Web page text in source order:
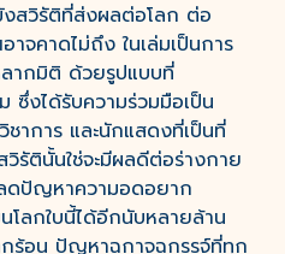
งสวิรัติที่ส่งผลต่อโลก ต่อ
คาดไม่ถึง ในเล่มเป็นการ
ลากมิติ ด้วยรูปแบบที่
ซึ่งได้รับความร่วมมือเป็น
าการ และนักแสดงที่เป็นที่
รัตินั้นใช่จะมีผลดีต่อร่างกาย
ดปัญหาความอดอยาก
ลกใบนี้ได้อีกนับหลายล้าน
ร้อน ปัญหาฉกาจฉกรรจ์ที่ทุก